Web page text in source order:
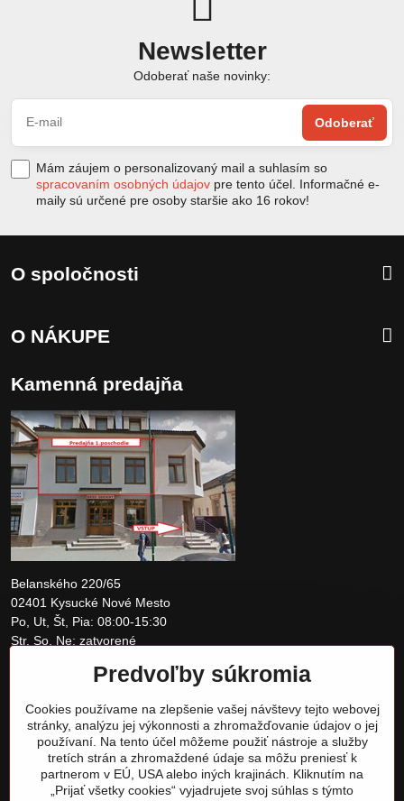
Newsletter
Odoberať naše novinky:
Odoberať
Mám záujem o personalizovaný mail a suhlasím so
spracovaním osobných údajov pre tento účel. Informačné e-
maily sú určené pre osoby staršie ako 16 rokov!
O spoločnosti
O NÁKUPE
Kamenná predajňa
Belanského 220/65
02401 Kysucké Nové Mesto
Po, Ut, Št, Pia: 08:00-15:30
Str, So, Ne: zatvorené
obchod@tomshardware.sk
Predvoľby súkromia
Cookies používame na zlepšenie vašej návštevy tejto webovej
stránky, analýzu jej výkonnosti a zhromažďovanie údajov o jej
používaní. Na tento účel môžeme použiť nástroje a služby
tretích strán a zhromaždené údaje sa môžu preniesť k
partnerom v EÚ, USA alebo iných krajinách. Kliknutím na
„Prijať všetky cookies“ vyjadrujete svoj súhlas s týmto